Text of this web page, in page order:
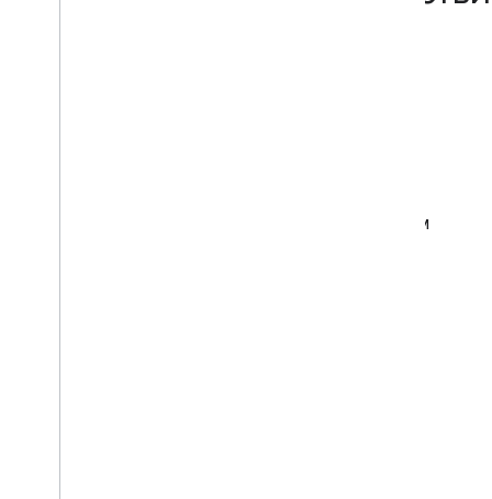
Возможность записи на прием к местным